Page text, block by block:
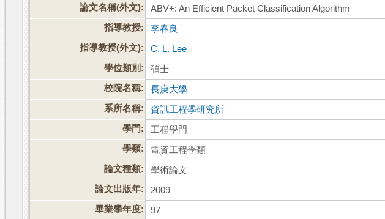
論文名稱(外文):
ABV+: An Efficient Packet Classification Algorithm
指導教授:
李春良
指導教授(外文):
C. L. Lee
學位類別:
碩士
校院名稱:
長庚大學
系所名稱:
資訊工程學研究所
學門:
工程學門
學類:
電資工程學類
論文種類:
學術論文
論文出版年:
2009
畢業學年度:
97